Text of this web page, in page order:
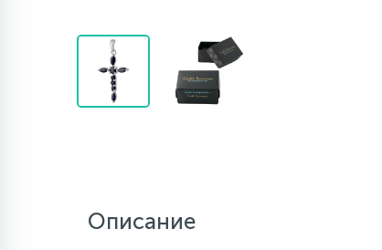
Описание